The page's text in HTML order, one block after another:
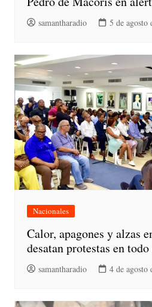
samantharadio 5 de agosto
Nacionales
Calor, apagones y alzas
desatan protestas en
samantharadio 4 de agosto